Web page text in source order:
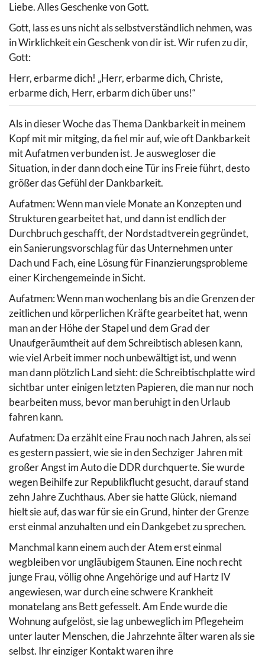
Liebe. Alles Geschenke von Gott.
Gott, lass es uns nicht als selbstverständlich nehmen, was
in Wirklichkeit ein Geschenk von dir ist. Wir rufen zu dir,
Gott:
Herr, erbarme dich! „Herr, erbarme dich, Christe,
erbarme dich, Herr, erbarm dich über uns!“
Als in dieser Woche das Thema Dankbarkeit in meinem
Kopf mit mir mitging, da fiel mir auf, wie oft Dankbarkeit
mit Aufatmen verbunden ist. Je auswegloser die
Situation, in der dann doch eine Tür ins Freie führt, desto
größer das Gefühl der Dankbarkeit.
Aufatmen: Wenn man viele Monate an Konzepten und
Strukturen gearbeitet hat, und dann ist endlich der
Durchbruch geschafft, der Nordstadtverein gegründet,
ein Sanierungsvorschlag für das Unternehmen unter
Dach und Fach, eine Lösung für Finanzierungsprobleme
einer Kirchengemeinde in Sicht.
Aufatmen: Wenn man wochenlang bis an die Grenzen der
zeitlichen und körperlichen Kräfte gearbeitet hat, wenn
man an der Höhe der Stapel und dem Grad der
Unaufgeräumtheit auf dem Schreibtisch ablesen kann,
wie viel Arbeit immer noch unbewältigt ist, und wenn
man dann plötzlich Land sieht: die Schreibtischplatte wird
sichtbar unter einigen letzten Papieren, die man nur noch
bearbeiten muss, bevor man beruhigt in den Urlaub
fahren kann.
Aufatmen: Da erzählt eine Frau noch nach Jahren, als sei
es gestern passiert, wie sie in den Sechziger Jahren mit
großer Angst im Auto die DDR durchquerte. Sie wurde
wegen Beihilfe zur Republikflucht gesucht, darauf stand
zehn Jahre Zuchthaus. Aber sie hatte Glück, niemand
hielt sie auf, das war für sie ein Grund, hinter der Grenze
erst einmal anzuhalten und ein Dankgebet zu sprechen.
Manchmal kann einem auch der Atem erst einmal
wegbleiben vor ungläubigem Staunen. Eine noch recht
junge Frau, völlig ohne Angehörige und auf Hartz IV
angewiesen, war durch eine schwere Krankheit
monatelang ans Bett gefesselt. Am Ende wurde die
Wohnung aufgelöst, sie lag unbeweglich im Pflegeheim
unter lauter Menschen, die Jahrzehnte älter waren als sie
selbst. Ihr einziger Kontakt waren ihre